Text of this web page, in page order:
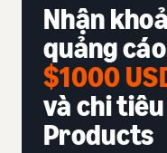
Nhận
quảng
$1000
và chi
Products